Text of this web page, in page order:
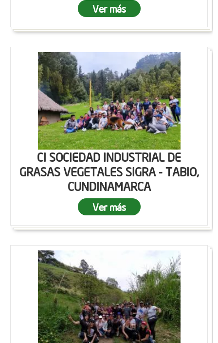
Ver más
CI SOCIEDAD INDUSTRIAL DE
GRASAS VEGETALES SIGRA - TABIO,
CUNDINAMARCA
Ver más